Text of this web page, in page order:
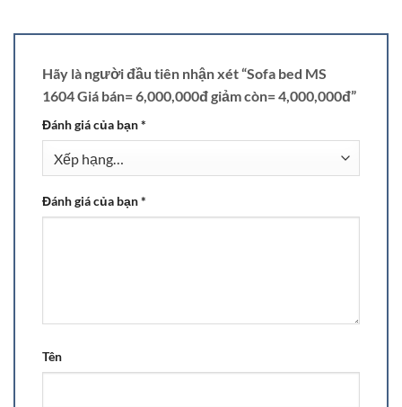
Hãy là người đầu tiên nhận xét “Sofa bed MS
1604 Giá bán= 6,000,000đ giảm còn= 4,000,000đ”
Đánh giá của bạn*
Đánh giá của bạn*
Tên